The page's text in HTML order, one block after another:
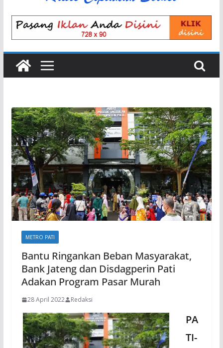
METRO PATI
Bantu Ringankan Beban Masyarakat,
Bank Jateng dan Disdagperin Pati
Adakan Program Pasar Murah
28 April 2022 Redaksi
PA
TI-